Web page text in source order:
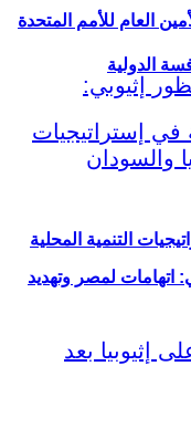
اتهامات لمصر وتهديد
العام للأمم المتحدة
الدولية
التنمية المحلية